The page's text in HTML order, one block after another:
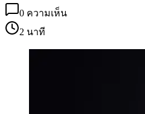
0 ความเห็น
2 นาที